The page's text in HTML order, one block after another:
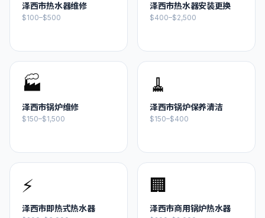
泽西市热水器维修
$100–$500
泽西市热水器安装更换
$400–$2,500
🏭
泽西市锅炉维修
$150–$1,500
🧹
泽西市锅炉保养清洁
$150–$400
⚡
泽西市即热式热水器
🏢
泽西市商用锅炉热水器